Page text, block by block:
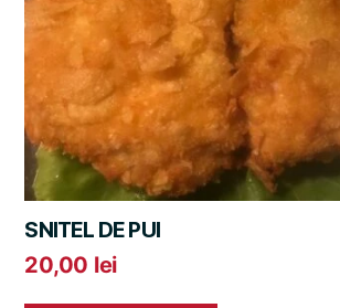
SNITEL DE PUI
20,00 lei